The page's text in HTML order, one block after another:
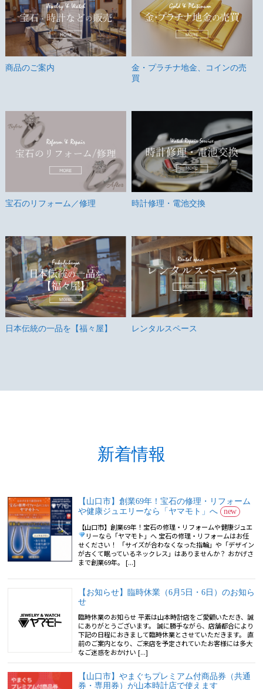
商品のご案内
金・プラチナ地金、コインの売
買
宝石のリフォーム／修理 時計修理・電池交換
日本伝統の一品を【福々屋】 レンタルスペース
新着情報
【山口市】創業69年！宝石の修理・リフォーム
や健康ジュエリーなら「ヤマモト」へ
new
【山口市】創業69年！宝石の修理・リフォームや健康ジュエ
リーなら「ヤマモト」へ 宝石の修理・リフォームはお任
せください！ 「サイズが合わなくなった指輪」や「デザイン
が古くて眠っているネックレス」はありませんか？ おかげさ
まで創業69年。 [...]
【お知らせ】臨時休業（6月5日・6日）のお知ら
せ
臨時休業のお知らせ 平素は山本時計店をご愛顧いただき、誠
にありがとうございます。 誠に勝手ながら、店舗都合により
下記の日程におきまして臨時休業とさせていただきます。 直
前のご案内となり、ご来店を予定されていたお客様には多大
なご迷惑をおかけい [...]
【山口市】やまぐちプレミアム付商品券（共通
券・専用券）が山本時計店で使えます